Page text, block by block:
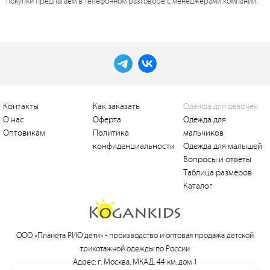
Контакты
О нас
Оптовикам
Как заказать
Оферта
Политика
конфиденциальности
Одежда для девочек
Одежда для
мальчиков
Одежда для малышей
Вопросы и ответы
Таблица размеров
Каталог
ООО «Планета РИО дети» - производство и оптовая продажа детской
трикотажной одежды по России
Адрес: г. Москва, МКАД, 44 км, дом 1